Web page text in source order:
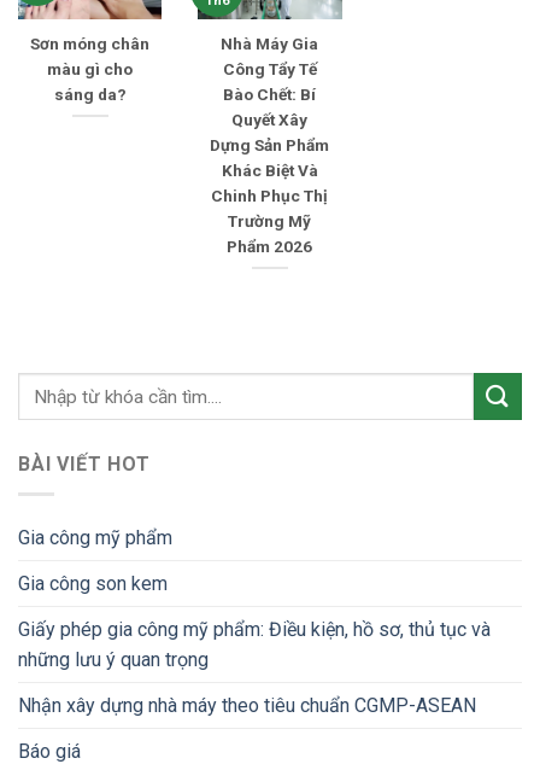
Sơn móng chân
màu gì cho
sáng da?
Nhà Máy Gia
Công Tẩy Tế
Bào Chết: Bí
Quyết Xây
Dựng Sản Phẩm
Khác Biệt Và
Chinh Phục Thị
Trường Mỹ
Phẩm 2026
BÀI VIẾT HOT
Gia công mỹ phẩm
Gia công son kem
Giấy phép gia công mỹ phẩm: Điều kiện, hồ sơ, thủ tục và
những lưu ý quan trọng
Nhận xây dựng nhà máy theo tiêu chuẩn CGMP-ASEAN
Báo giá